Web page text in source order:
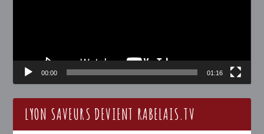
00:00 01:16
LYON SAVEURS DEVIENT RABELAIS.TV